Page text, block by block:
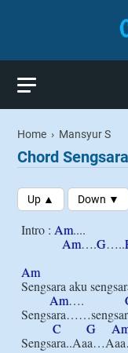
Home › Mansyur S
Chord
Intro : Am....
Am….G…..
Am
Sengsara aku
Am….
C
G